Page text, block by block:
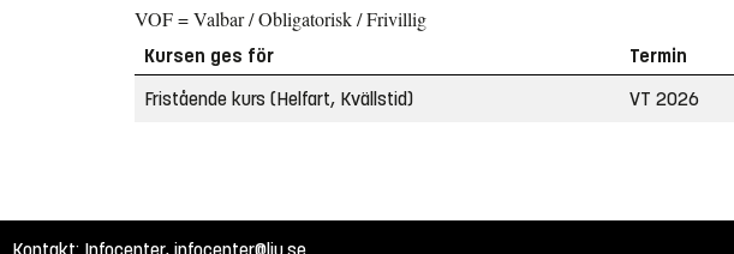
VOF = Valbar / Obligatorisk / Frivillig
Kursen ges för Termin
Fristående kurs (Helfart, Kvällstid)
VT 2026